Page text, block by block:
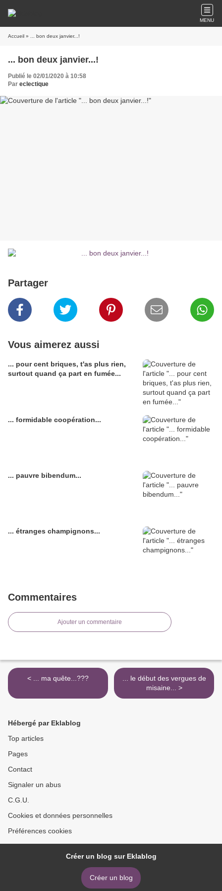
MENU
Accueil » ... bon deux janvier...!
... bon deux janvier...!
Publié le 02/01/2020 à 10:58
Par eclectique
Partager
Vous aimerez aussi
... pour cent briques, t'as plus rien,
surtout quand ça part en fumée...
... formidable coopération...
... pauvre bibendum...
... étranges champignons...
Commentaires
Ajouter un commentaire
< ... ma quête...???
... le début des vergues de
misaine... >
Hébergé par Eklablog
Top articles
Pages
Contact
Signaler un abus
C.G.U.
Cookies et données personnelles
Préférences cookies
Créer un blog sur Eklablog
Créer un blog